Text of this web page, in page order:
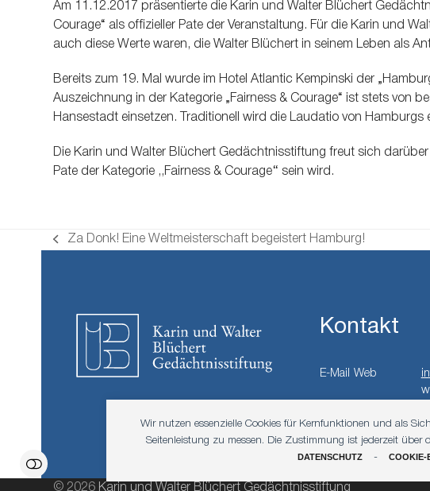
Wir nutzen essenzielle Cookies für Kernfunktionen und als
Seitenleistung zu messen. Die Zustimmung ist jederzeit über
DATENSCHUTZ - COOKIE-
Am 11.12.2017 präsentierte die Karin und Walter Blüchert
Courage“ als offizieller Pate der Veranstaltung. Für die Karin und
auch diese Werte waren, die Walter Blüchert in seinem Leben als
Bereits zum 19. Mal wurde im Hotel Atlantic Kempinski der
Auszeichnung in der Kategorie „Fairness & Courage“ ist stets von
Hansestadt einsetzen. Traditionell wird die Laudatio von Hamburgs
Die Karin und Walter Blüchert Gedächtnisstiftung freut sich
Pate der Kategorie ,,Fairness & Courage‘‘ sein wird.
vorheriger
Za Donk! Eine Weltmeisterschaft begeistert Hamburg!
Kontakt
E-Mail
Web
© 2026 Karin und Walter Blüchert Gedächtnisstiftung